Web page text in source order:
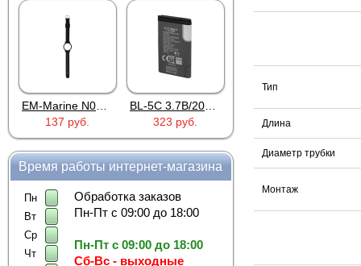
137 руб.
323 руб.
Proline PR-HPT615TY
6 137 руб.
Время работы интернет-магазина
Пн
Вт
Ср
Чт
Обработка заказов
Пн-Пт с 09:00 до 18:00
Пн-Пт с 09:00 до 18:00
Сб-Вс - выходные
Тип
Длина
Диаметр трубки
Монтаж